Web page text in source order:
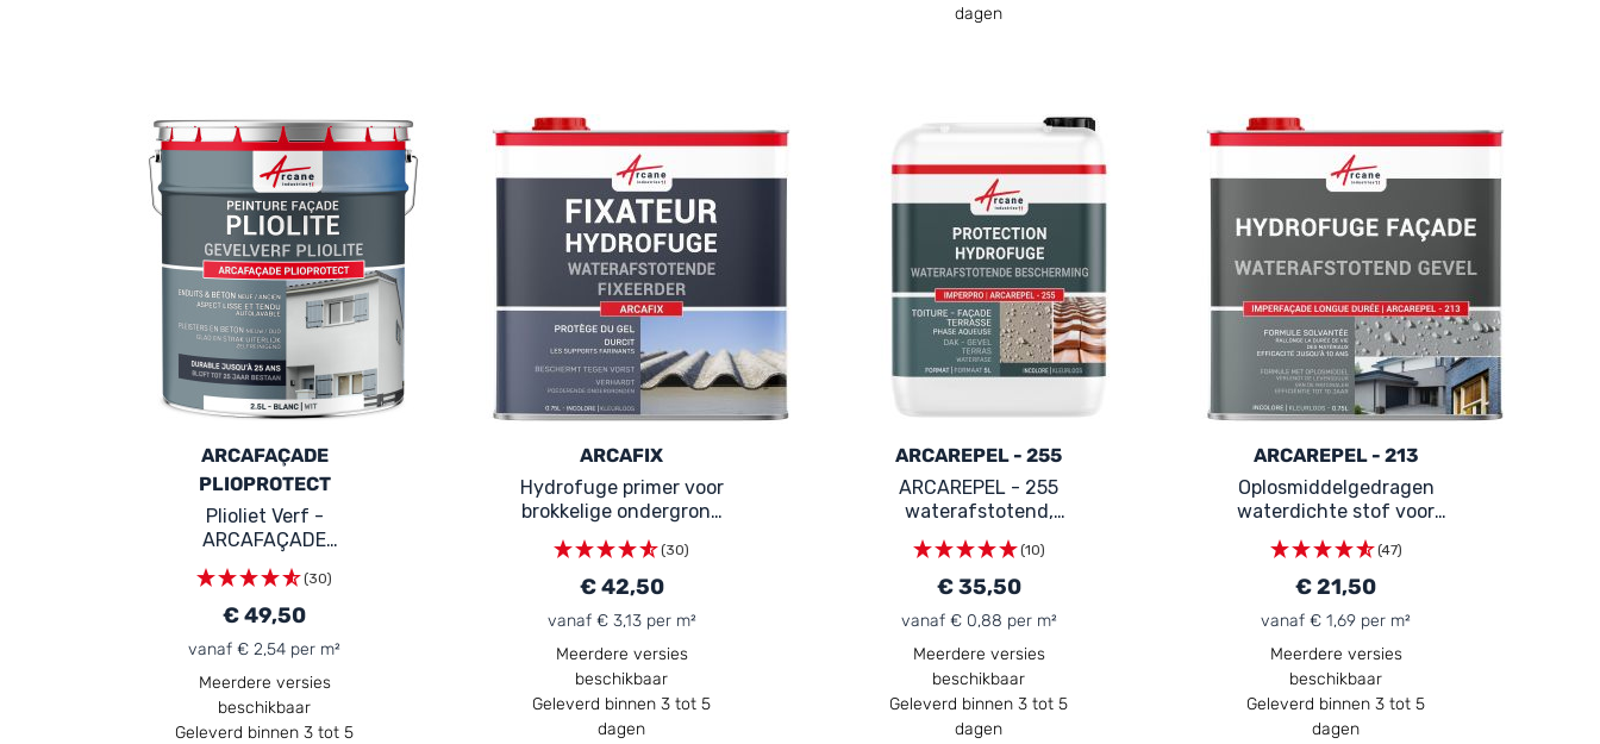
dagen
ARCAFAÇADE
PLIOPROTECT
Plioliet Verf -
ARCAFAÇADE
PLIOPROTECT
(30)
€ 49,50
vanaf € 2,54 per m²
Meerdere versies
beschikbaar
Geleverd binnen 3 tot 5
ARCAFIX
Hydrofuge primer voor
brokkelige ondergrond
tegen stof: Arcafix
(30)
€ 42,50
vanaf € 3,13 per m²
Meerdere versies
beschikbaar
Geleverd binnen 3 tot 5
dagen
ARCAREPEL - 255
ARCAREPEL - 255
waterafstotend,
olieafstotend,
waterdicht en
vlekwerend voor muren,
gevels
(10)
€ 35,50
vanaf € 0,88 per m²
Meerdere versies
beschikbaar
Geleverd binnen 3 tot 5
dagen
ARCAREPEL - 213
Oplosmiddelgedragen
waterdichte stof voor
gevelmuur pleisterwerk
bakstenen en stucwerk:
ARCAREPEL - 213
(47)
€ 21,50
vanaf € 1,69 per m²
Meerdere versies
beschikbaar
Geleverd binnen 3 tot 5
dagen